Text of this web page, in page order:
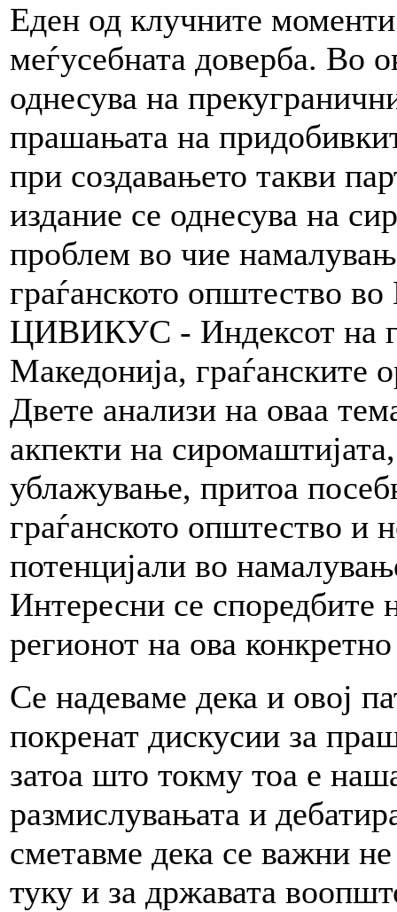
Еден од клучните
меѓусебната доверба. Во
однесува на
прашањата на
при создавањето такви
издание се однесува на
проблем во чие
граѓанското општество
ЦИВИКУС - Индексот на
Македонија, граѓанските
Двете анализи на оваа
акпекти на
ублажување, притоа
граѓанското општество и
потенцијали во
Интересни се споредбите
регионот на ова
Се надеваме дека и овој
покренат дискусии за
затоа што токму тоа е
размислувањата и
сметавме дека се важни
туку и за државата